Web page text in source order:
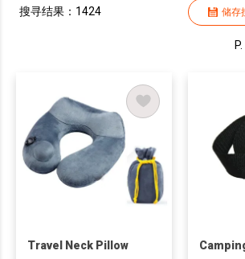
储存
搜寻结果：1424
P.
Travel Neck Pillow